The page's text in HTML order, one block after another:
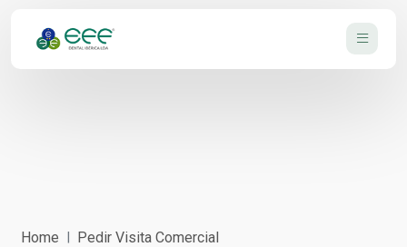
Home Pedir Visita Comercial